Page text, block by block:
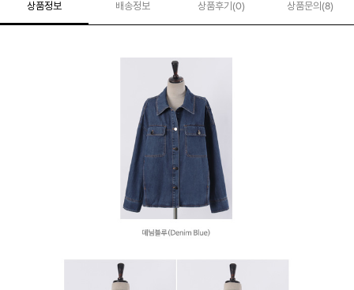
상품정보 배송정보 상품후기(0) 상품문의 (8)